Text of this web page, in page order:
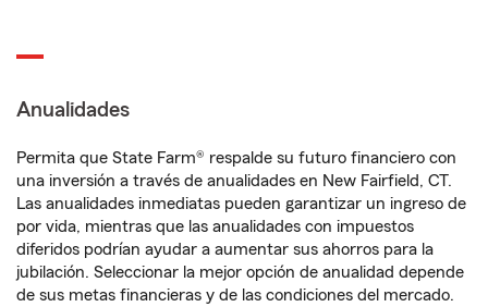
Anualidades
Permita que State Farm® respalde su futuro financiero con
una inversión a través de anualidades en New Fairfield, CT.
Las anualidades inmediatas pueden garantizar un ingreso de
por vida, mientras que las anualidades con impuestos
diferidos podrían ayudar a aumentar sus ahorros para la
jubilación. Seleccionar la mejor opción de anualidad depende
de sus metas financieras y de las condiciones del mercado.